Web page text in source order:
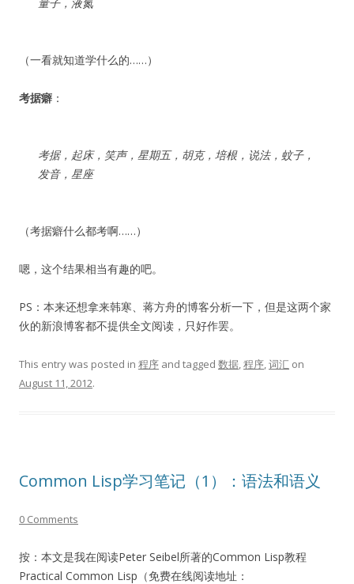
（一看就知道学什么的……）
考据癖 ：
考据，起床，笑声，星期五，胡克，培根，说法，蚊子，
发音，星座
（考据癖什么都考啊……）
嗯，这个结果相当有趣的吧。
PS：本来还想拿来韩寒、蒋方舟的博客分析一下，但是这两个家
伙的新浪博客都不提供全文阅读，只好作罢。
This entry was posted in 程序 and tagged 数据,程序,词汇 on
August 11, 2012.
Common Lisp学习笔记（1）：语法和语义
0 Comments
按：本文是我在阅读Peter Seibel所著的Common Lisp教程
Practical Common Lisp（免费在线阅读地址：